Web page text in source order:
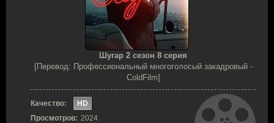
Шугар 2 сезон 8 серия
[Перевод: Профессиональный многоголосый закадровый -
ColdFilm]
Качество:
HD
Просмотров: 2024